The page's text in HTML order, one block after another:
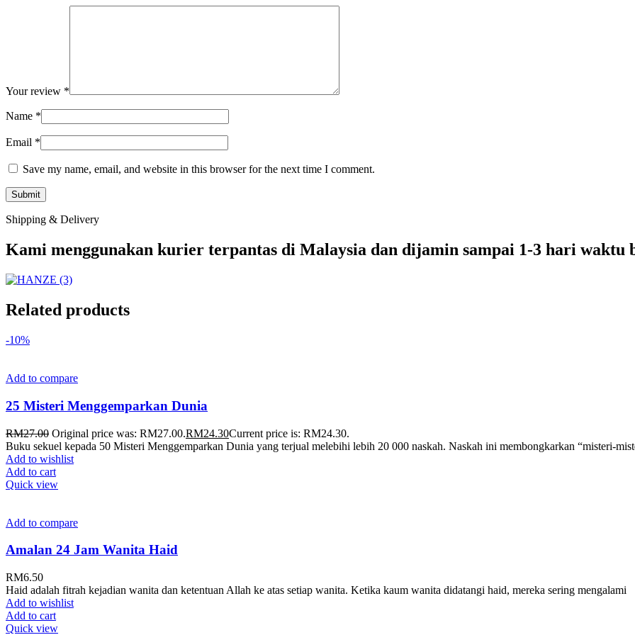
Your review *
Name *
Email *
Save my name, email, and website in this browser for the next time I comment.
Shipping & Delivery
Kami menggunakan kurier terpantas di Malaysia dan dijamin sampai 1-3 hari waktu
Related products
-10%
Add to compare
25 Misteri Menggemparkan Dunia
RM27.00 Original price was: RM27.00.RM24.30Current price is: RM24.30.
Buku sekuel kepada 50 Misteri Menggemparkan Dunia yang terjual melebihi lebih 20 000 naskah. Naskah ini membongkarkan “misteri-
Add to wishlist
Add to cart
Quick view
Add to compare
Amalan 24 Jam Wanita Haid
RM6.50
Haid adalah fitrah kejadian wanita dan ketentuan Allah ke atas setiap wanita. Ketika kaum wanita didatangi haid, mereka sering mengalami
Add to wishlist
Add to cart
Quick view